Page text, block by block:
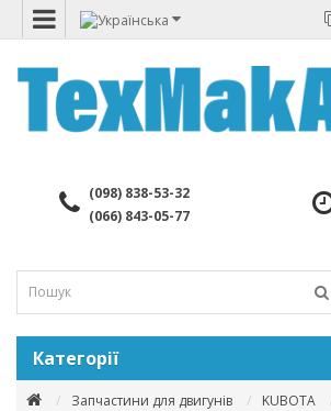
(098) 838-53-32
(066) 843-05-77
Категорії
Запчастини для двигунів KUBOTA